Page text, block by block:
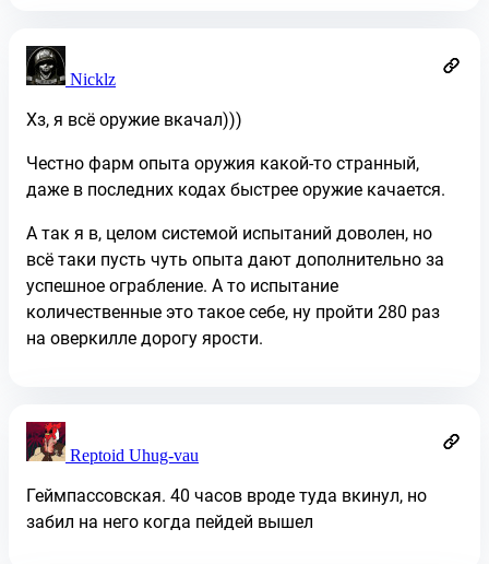
Nicklz
Хз, я всё оружие вкачал)))
Честно фарм опыта оружия какой-то странный,
даже в последних кодах быстрее оружие качается.
А так я в, целом системой испытаний доволен, но
всё таки пусть чуть опыта дают дополнительно за
успешное ограбление. А то испытание
количественные это такое себе, ну пройти 280 раз
на оверкилле дорогу ярости.
Reptoid Uhug-vau
Геймпассовская. 40 часов вроде туда вкинул, но
забил на него когда пейдей вышел